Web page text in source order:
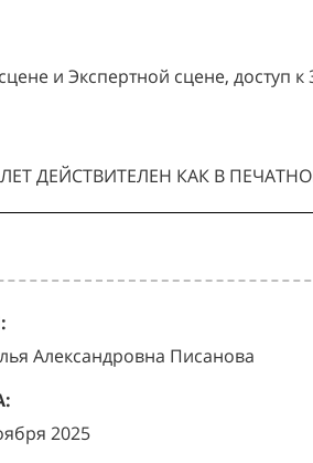
и Экспертной сцене, доступ к
ДЕЙСТВИТЕЛЕН КАК В
Александровна Писанова
2025